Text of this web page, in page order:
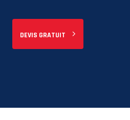
DEVIS GRATUIT